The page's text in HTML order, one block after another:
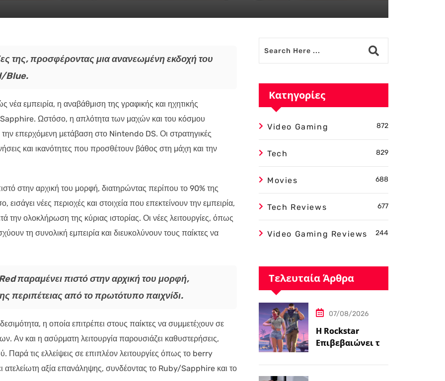
της, προσφέροντας μια ανανεωμένη εκδοχή του
Blue.
εμπειρία, η αναβάθμιση της γραφικής και ηχητικής
Ωστόσο, η απλότητα των μαχών και του κόσμου
την επερχόμενη μετάβαση στο Nintendo DS. Οι στρατηγικές
και ικανότητες που προσθέτουν βάθος στη μάχη και την
στην αρχική του μορφή, διατηρώντας περίπου το 90% της
νέες περιοχές και στοιχεία που επεκτείνουν την εμπειρία,
την ολοκλήρωση της κύριας ιστορίας. Οι νέες λειτουργίες, όπως
τη συνολική εμπειρία και διευκολύνουν τους παίκτες να
παραμένει πιστό στην αρχική του μορφή,
περιπέτειας από το πρωτότυπο παιχνίδι.
η οποία επιτρέπει στους παίκτες να συμμετέχουν σε
Αν και η ασύρματη λειτουργία παρουσιάζει καθυστερήσεις,
Παρά τις ελλείψεις σε επιπλέον λειτουργίες όπως το berry
αξία επανάληψης, συνδέοντας το Ruby/Sapphire και το
Κατηγορίες
Video Gaming 872
Tech 829
Movies 688
Tech Reviews 677
Video Gaming Reviews 244
Τελευταία Άρθρα
07/08/2026
Η Rockstar
Επιβεβαιώνει το
6: Μια